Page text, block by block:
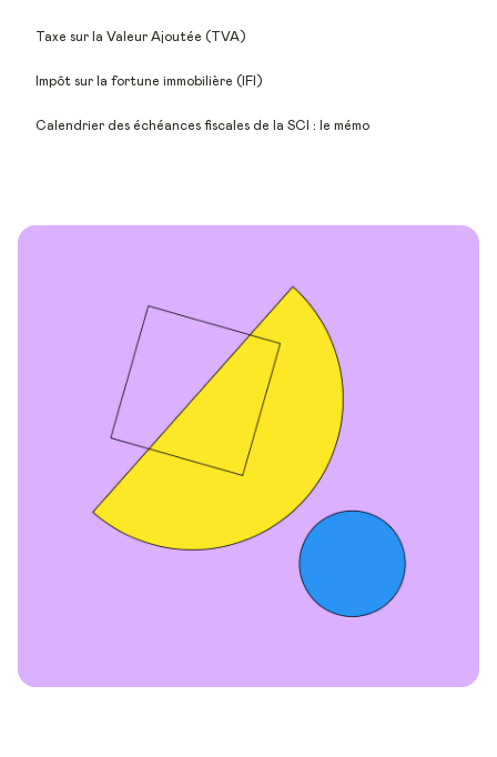
Taxe sur la Valeur Ajoutée (TVA)
Impôt sur la fortune immobilière (IFI)
Calendrier des échéances fiscales de la SCI : le mémo